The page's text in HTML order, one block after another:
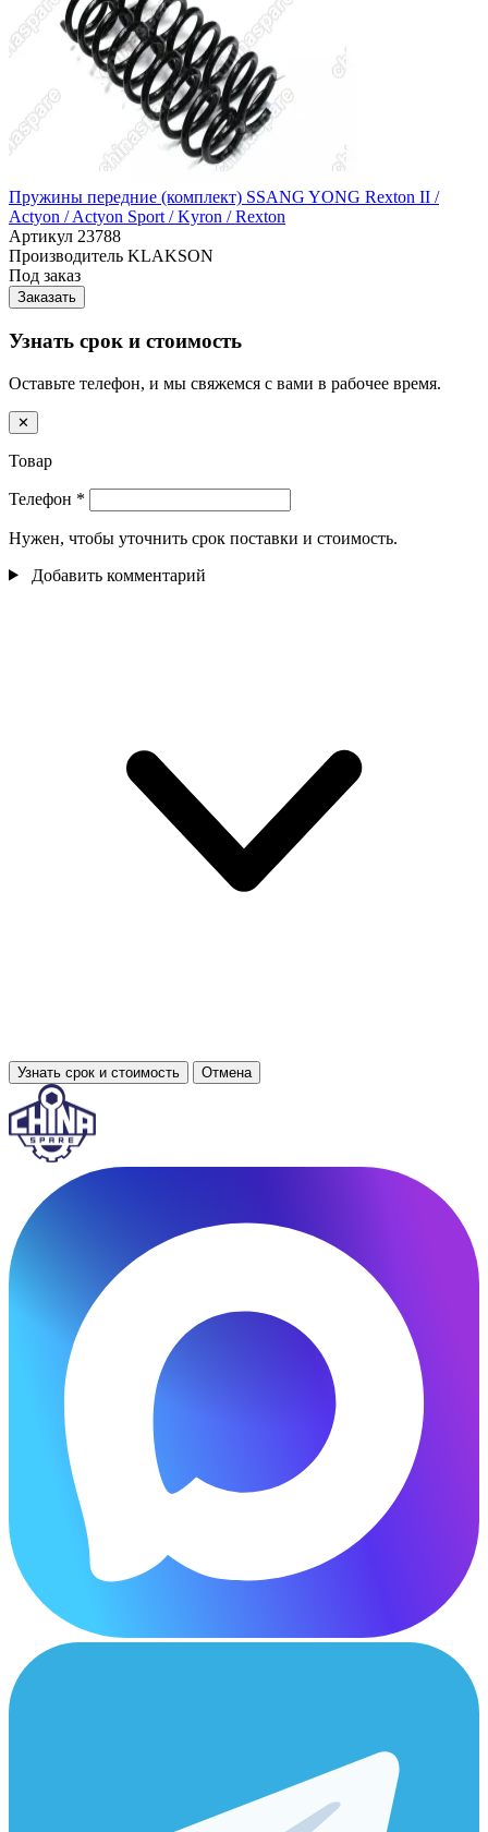
Пружины передние (комплект) SSANG YONG Rexton II /
Actyon / Actyon Sport / Kyron / Rexton
Артикул 23788
Производитель KLAKSON
Под заказ
Заказать
Узнать срок и стоимость
Оставьте телефон, и мы свяжемся с вами в рабочее время.
✕
Товар
Телефон *
Нужен, чтобы уточнить срок поставки и стоимость.
Добавить комментарий
Узнать срок и стоимость Отмена